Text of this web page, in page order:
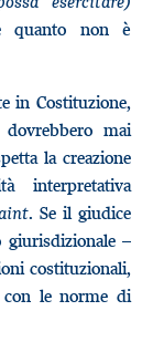
quanto non è
in Costituzione,
mai
la creazione
interpretativa
. Se il giudice
–
costituzionali,
le norme di